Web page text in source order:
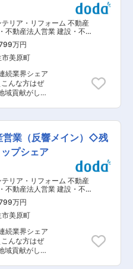
めに、尚一
と品質第一
モットーに
スを売り物と
りを行って
の定める業務
向けた採用
揮いただき、
業務として
にコミュニ
な意見交換
テラン社員
すので、分か
す。 ■当
を持ってお
・焼却炉の施
最善のソリュ
んなプロジェ
要望を実現す
テリア・リフォーム 不動産
不動産法人営業 建設・不
万円
美原町
続業界シェア
早い方は入社
が選ぶ成長で
の買取、リ
をお任せし
魅力です。
案内いただい
レアポ等の
、約1件が契
ーゲットに
す。リフォー
、完成まで
開し、問合
営業（反響メイン）◇残
プシェア
テリア・リフォーム 不動産
不動産法人営業 建設・不
万円
美原町
続業界シェア